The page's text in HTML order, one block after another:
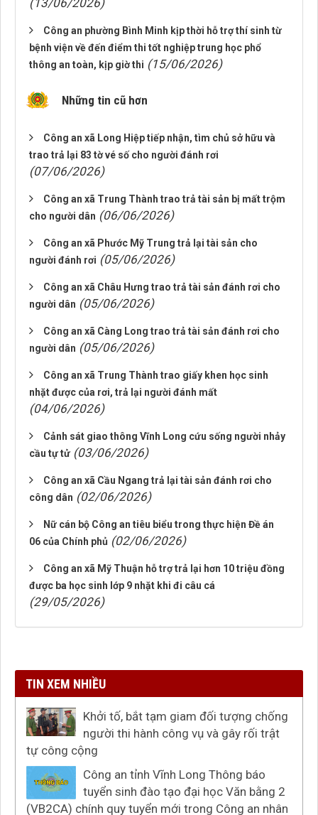
(13/06/2026)
Công an phường Bình Minh kịp thời hỗ trợ thí sinh từ
bệnh viện về đến điểm thi tốt nghiệp trung học phổ
thông an toàn, kịp giờ thi (15/06/2026)
Những tin cũ hơn
Công an xã Long Hiệp tiếp nhận, tìm chủ sở hữu và
trao trả lại 83 tờ vé số cho người đánh rơi
(07/06/2026)
Công an xã Trung Thành trao trả tài sản bị mất trộm
cho người dân (06/06/2026)
Công an xã Phước Mỹ Trung trả lại tài sản cho
người đánh rơi (05/06/2026)
Công an xã Châu Hưng trao trả tài sản đánh rơi cho
người dân (05/06/2026)
Công an xã Càng Long trao trả tài sản đánh rơi cho
người dân (05/06/2026)
Công an xã Trung Thành trao giấy khen học sinh
nhặt được của rơi, trả lại người đánh mất
(04/06/2026)
Cảnh sát giao thông Vĩnh Long cứu sống người nhảy
cầu tự tử (03/06/2026)
Công an xã Cầu Ngang trả lại tài sản đánh rơi cho
công dân (02/06/2026)
Nữ cán bộ Công an tiêu biểu trong thực hiện Đề án
06 của Chính phủ (02/06/2026)
Công an xã Mỹ Thuận hỗ trợ trả lại hơn 10 triệu đồng
được ba học sinh lớp 9 nhặt khi đi câu cá
(29/05/2026)
TIN XEM NHIỀU
Khởi tố, bắt tạm giam đối tượng chống
người thi hành công vụ và gây rối trật
tự công cộng
Công an tỉnh Vĩnh Long Thông báo
tuyển sinh đào tạo đại học Văn bằng 2
(VB2CA) chính quy tuyển mới trong Công an nhân